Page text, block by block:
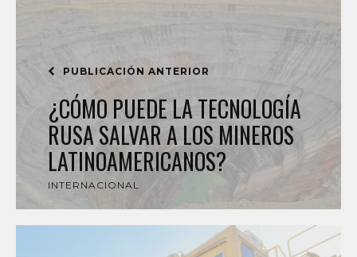
PUBLICACIÓN ANTERIOR
¿CÓMO PUEDE LA TECNOLOGÍA
RUSA SALVAR A LOS MINEROS
LATINOAMERICANOS?
INTERNACIONAL